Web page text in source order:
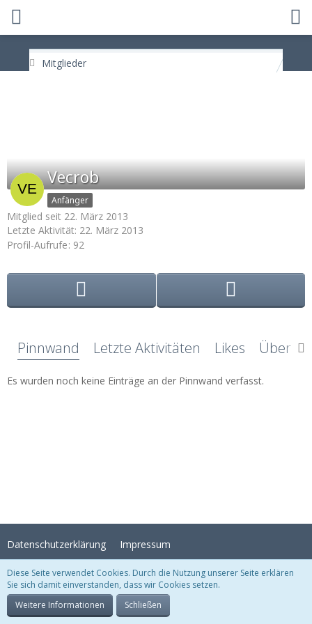
Mitglieder
Vecrob
Anfänger
Mitglied seit 22. März 2013
Letzte Aktivität: 22. März 2013
Profil-Aufrufe 92
Pinnwand Letzte Aktivitäten Likes Über
Es wurden noch keine Einträge an der Pinnwand verfasst.
Datenschutzerklärung Impressum
Stil:Crystal Temptation , erstellt vonKittMedia
Community-Software:
Diese Seite verwendet Cookies. Durch die Nutzung unserer Seite erklären
Sie sich damit einverstanden, dass wir Cookies setzen.
Weitere Informationen
Schließen